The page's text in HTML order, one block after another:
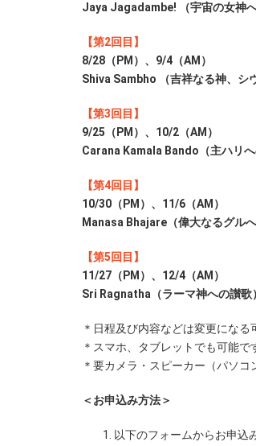
Jaya Jagadambe! （宇宙の女神へ
【第2回目】
8/28（PM）、9/4（AM）
Shiva Sambho （吉祥なる神、シ
【第3回目】
9/25（PM）、10/2（AM）
Carana Kamala Bando（主ハリへ
【第4回目】
10/30（PM）、11/6（AM）
Manasa Bhajare（偉大なるグルへ
【第5回目】
11/27（PM）、12/4（AM）
Sri Ragnatha（ラーマ神への讃歌）
＊日程及び内容などは変更にな
＊スマホ、タブレットでも可能で
＊要カメラ・スピーカー（パソコ
＜お申込み方法＞
以下のフォームからお申込